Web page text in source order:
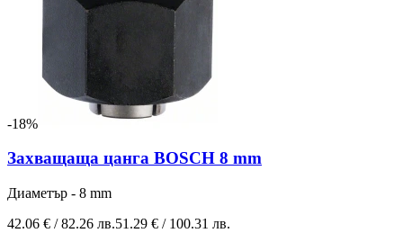
-18%
Захващаща цанга BOSCH 8 mm
Диаметър - 8 mm
42.06 € / 82.26 лв.51.29 € / 100.31 лв.